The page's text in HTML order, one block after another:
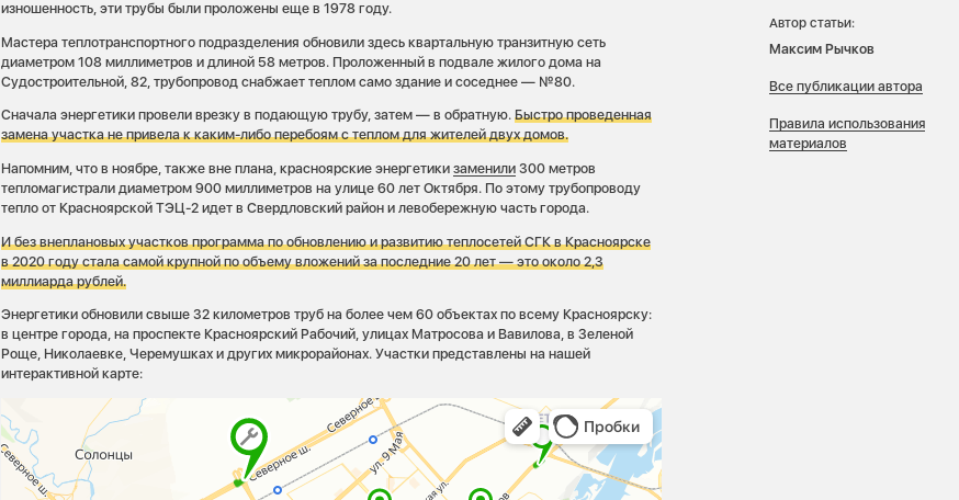
изношенность, эти трубы были проложены еще в 1978 году.
Мастера теплотранспортного подразделения обновили здесь квартальную транзитную сеть
диаметром 108 миллиметров и длиной 58 метров. Проложенный в подвале жилого дома на
Судостроительной, 82, трубопровод снабжает теплом само здание и соседнее — №80.
Сначала энергетики провели врезку в подающую трубу, затем — в обратную.Быстро проведенная
замена участка не привела к каким-либо перебоям с теплом для жителей двух домов.
Напомним, что в ноябре, также вне плана, красноярские энергетикизаменили 300 метров
тепломагистрали диаметром 900 миллиметров на улице 60 лет Октября. По этому трубопроводу
тепло от Красноярской ТЭЦ-2 идет в Свердловский район и левобережную часть города.
И без внеплановых участков программа по обновлению и развитию теплосетей СГК в Красноярске
в 2020 году стала самой крупной по объему вложений за последние 20 лет — это около 2,3
миллиарда рублей.
Энергетики обновили свыше 32 километров труб на более чем 60 объектах по всему Красноярску:
в центре города, на проспекте Красноярский Рабочий, улицах Матросова и Вавилова, в Зеленой
Роще, Николаевке, Черемушках и других микрорайонах. Участки представлены на нашей
интерактивной карте:
Автор статьи:
Максим Рычков
Все публикации автора
Правила использования
материалов